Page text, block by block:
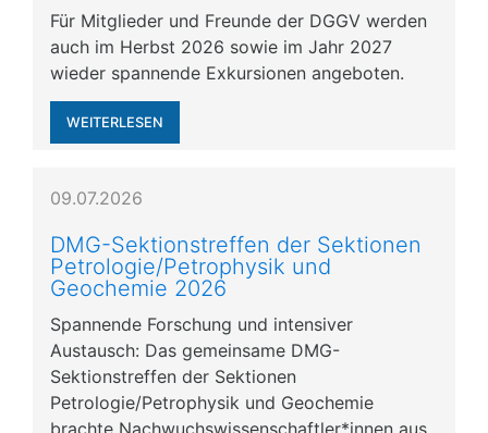
Für Mitglieder und Freunde der DGGV werden
auch im Herbst 2026 sowie im Jahr 2027
wieder spannende Exkursionen angeboten.
WEITERLESEN
09.07.2026
DMG-Sektionstreffen der Sektionen
Petrologie/Petrophysik und
Geochemie 2026
Spannende Forschung und intensiver
Austausch: Das gemeinsame DMG-
Sektionstreffen der Sektionen
Petrologie/Petrophysik und Geochemie